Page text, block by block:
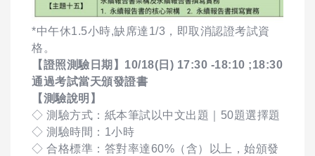
*中午休1.5小時,缺席達1/3，即取消認證考試資
格。
【證照測驗日期】10/18(日) 17:30 -18:10 ;18:30
通過考試當天頒發證書
【測驗說明】
◇ 測驗方式：紙本筆試以中文出題｜50題選擇題
◇ 測驗時間：1小時
◇ 合格標準：答對率達60%（含）以上，始頒發